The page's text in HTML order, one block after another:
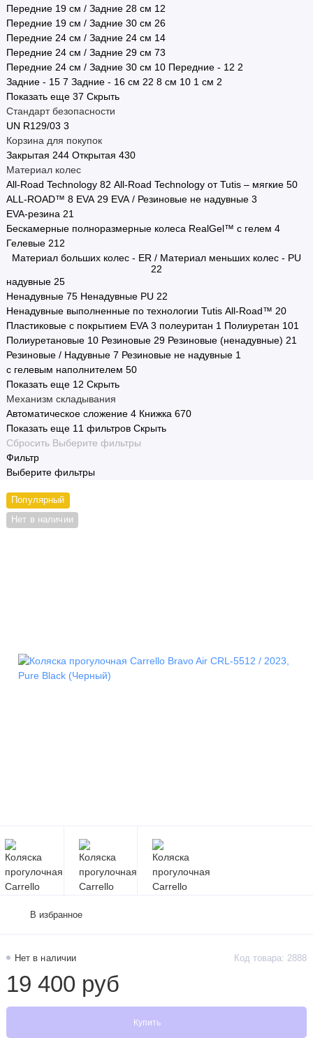
Передние 19 см / Задние 28 см 12
Передние 19 см / Задние 30 см 26
Передние 24 см / Задние 24 см 14
Передние 24 см / Задние 29 см 73
Передние 24 см / Задние 30 см 10 Передние - 12 2
Задние - 15 7 Задние - 16 см 22 8 см 10 1 см 2
Показать еще 37 Скрыть
Стандарт безопасности
UN R129/03 3
Корзина для покупок
Закрытая 244 Открытая 430
Материал колес
All-Road Technology 82 All-Road Technology от Tutis – мягкие 50
ALL-ROAD™ 8 EVA 29 EVA / Резиновые не надувные 3
EVA-резина 21
Бескамерные полноразмерные колеса RealGel™ с гелем 4
Гелевые 212
Материал больших колес - ER / Материал меньших колес - PU
22
надувные 25
Ненадувные 75 Ненадувные PU 22
Ненадувные выполненные по технологии Tutis All-Road™ 20
Пластиковые с покрытием EVA 3 полеуритан 1 Полиуретан 101
Полиуретановые 10 Резиновые 29 Резиновые (ненадувные) 21
Резиновые / Надувные 7 Резиновые не надувные 1
с гелевым наполнителем 50
Показать еще 12 Скрыть
Механизм складывания
Автоматическое сложение 4 Книжка 670
Показать еще 11 фильтров Скрыть
Сбросить Выберите фильтры
Фильтр
Выберите фильтры
Популярный
Нет в наличии
Нет в наличии Код товара: 2888
19 400 руб
Купить
В избранное